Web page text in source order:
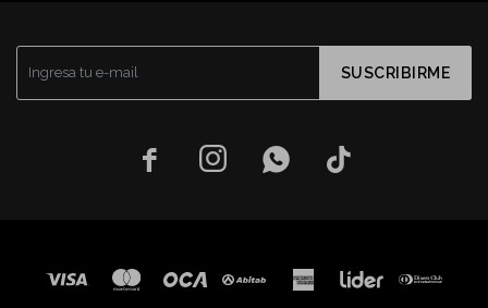
SUSCRIBIRME
   